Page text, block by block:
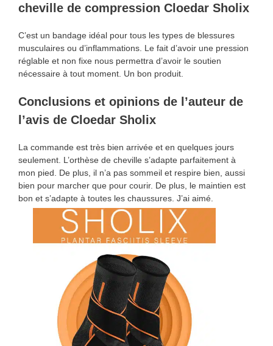
cheville de compression Cloedar Sholix
C’est un bandage idéal pour tous les types de blessures
musculaires ou d’inflammations. Le fait d’avoir une pression
réglable et non fixe nous permettra d’avoir le soutien
nécessaire à tout moment. Un bon produit.
Conclusions et opinions de l’auteur de
l’avis de Cloedar Sholix
La commande est très bien arrivée et en quelques jours
seulement. L’orthèse de cheville s’adapte parfaitement à
mon pied. De plus, il n’a pas sommeil et respire bien, aussi
bien pour marcher que pour courir. De plus, le maintien est
bon et s’adapte à toutes les chaussures. J’ai aimé.